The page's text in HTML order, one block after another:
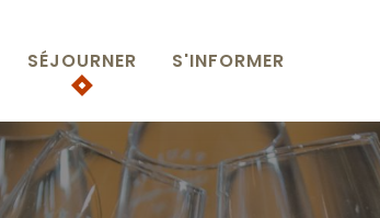
SÉJOURNER S'INFORMER